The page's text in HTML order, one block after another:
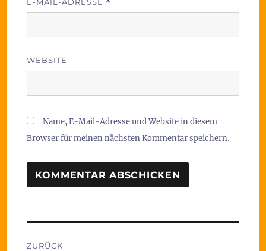
*
WEBSITE
Name, E-Mail-Adresse und Website in diesem
Browser für meinen nächsten Kommentar speichern.
ZURÜCK